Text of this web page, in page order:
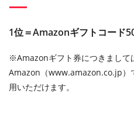
1位＝Amazonギフトコード
※Amazonギフト券につきまして
Amazon（www.amazon.co.jp）
用いただけます。